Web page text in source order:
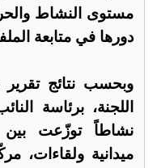
مستوى النشاط
دورها في متابعة
وبحسب نتائج
نشاطاً توزّعت بين
ميدانية ولقاءات،